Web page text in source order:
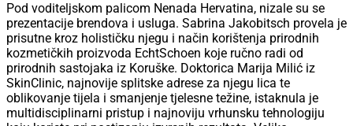
Pod voditeljskom palicom Nenada Hervatina, nizale su se
prezentacije brendova i usluga. Sabrina Jakobitsch provela je
prisutne kroz holističku njegu i način korištenja prirodnih
kozmetičkih proizvoda EchtSchoen koje ručno radi od
prirodnih sastojaka iz Koruške. Doktorica Marija Milić iz
SkinClinic, najnovije splitske adrese za njegu lica te
oblikovanje tijela i smanjenje tjelesne težine, istaknula je
multidisciplinarni pristup i najnoviju vrhunsku tehnologiju